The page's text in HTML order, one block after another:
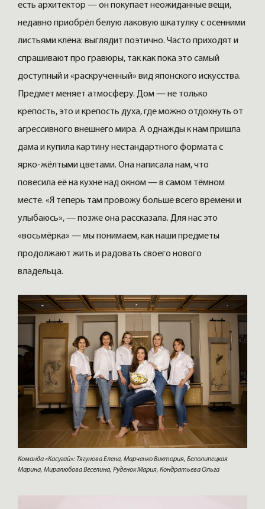
есть архитектор — он покупает неожиданные вещи,
недавно приобрёл белую лаковую шкатулку с осенними
листьями клёна: выглядит поэтично. Часто приходят и
спрашивают про гравюры, так как пока это самый
доступный и «раскрученный» вид японского искусства.
Предмет меняет атмосферу. Дом — не только
крепость, это и крепость духа, где можно отдохнуть от
агрессивного внешнего мира. А однажды к нам пришла
дама и купила картину нестандартного формата с
ярко-жёлтыми цветами. Она написала нам, что
повесила её на кухне над окном — в самом тёмном
месте. «Я теперь там провожу больше всего времени и
улыбаюсь», — позже она рассказала. Для нас это
«восьмёрка» — мы понимаем, как наши предметы
продолжают жить и радовать своего нового
владельца.
Команда «Касугай»: Тягунова Елена, Марченко Виктория, Белолипецкая
Марина, Миралюбова Веселина, Руденок Мария, Кондратьева Ольга